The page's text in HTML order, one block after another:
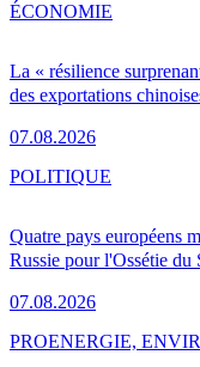
La « résilience
des exportations
07.08.2026
ÉCONOMIE
Quatre pays européens
Russie pour l'Ossétie du
07.08.2026
POLITIQUE
PROENERGIE,